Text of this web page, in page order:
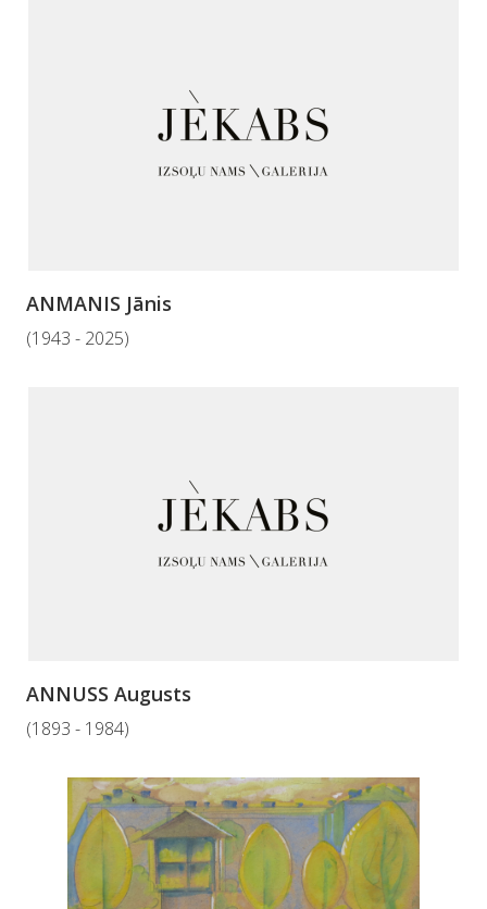
ANMANIS Jānis
(1943 - 2025)
ANNUSS Augusts
(1893 - 1984)